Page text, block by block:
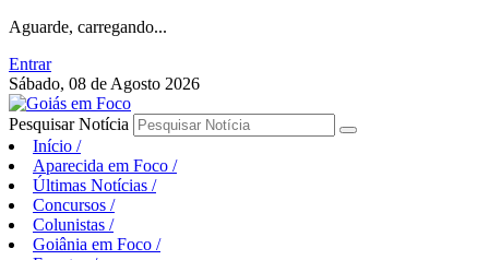
Aguarde, carregando...
Entrar
Sábado, 08 de Agosto 2026
Pesquisar Notícia
Início /
Aparecida em Foco /
Últimas Notícias /
Concursos /
Colunistas /
Goiânia em Foco /